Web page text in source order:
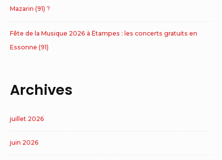
Mazarin (91) ?
Fête de la Musique 2026 à Étampes : les concerts gratuits en
Essonne (91)
Archives
juillet 2026
juin 2026